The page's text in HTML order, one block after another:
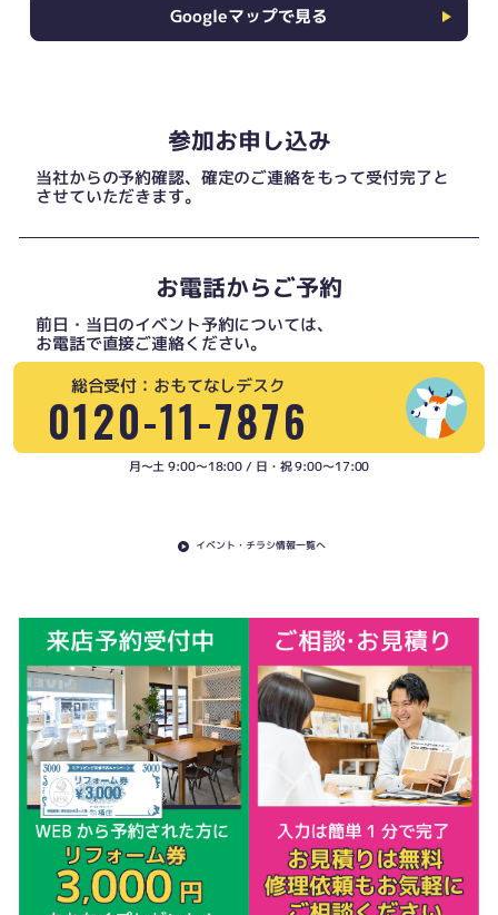
Googleマップで見る
参加お申し込み
当社からの予約確認、確定のご連絡をもって受付完了と
させていただきます。
お電話からご予約
前日・当日のイベント予約については、
お電話で直接ご連絡ください。
総合受付：おもてなしデスク
0120-11-7876
月〜土 9:00〜18:00 / 日・祝 9:00〜17:00
イベント・チラシ情報一覧へ